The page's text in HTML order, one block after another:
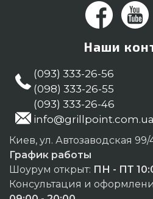
Наши
(093) 333-26-56
(098) 333-26-55
(093) 333-26-46
info@grillpoint.com.ua
Киев, ул. Автозаводская 99/
График работы
Шоурум открыт: ПН - ПТ
Консультация и